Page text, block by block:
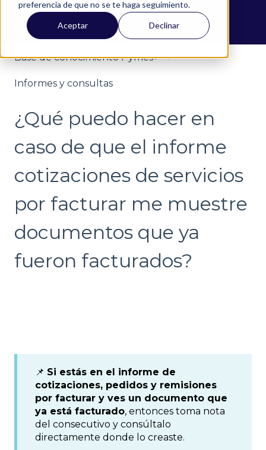
preferencia de que no se te haga seguimiento.
Aceptar Declinar
Base de conocimiento Pymes+
Informes y consultas
¿Qué puedo hacer en
caso de que el informe
cotizaciones de servicios
por facturar me muestre
documentos que ya
fueron facturados?
📌 Si estás en el informe de
cotizaciones, pedidos y remisiones
por facturar y ves un documento que
ya está facturado, entonces toma nota
del consecutivo y consúltalo
directamente donde lo creaste.